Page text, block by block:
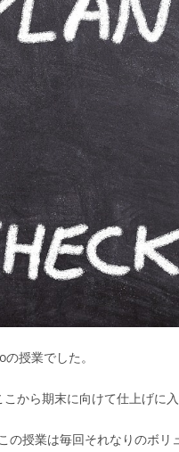
授業でした。
から期末に向けて仕上げに
の授業は毎回それなりのボ